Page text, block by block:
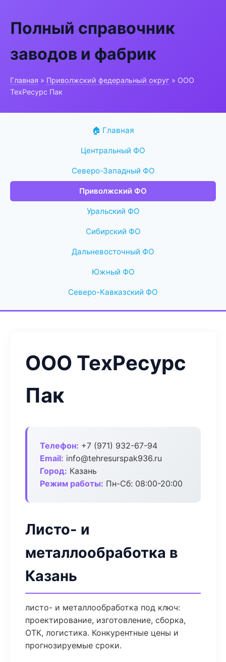
Полный справочник
заводов и фабрик
Главная » Приволжский федеральный округ » ООО
ТехРесурс Пак
🏠 Главная
Центральный ФО
Северо-Западный ФО
Приволжский ФО
Уральский ФО
Сибирский ФО
Дальневосточный ФО
Южный ФО
Северо-Кавказский ФО
ООО ТехРесурс
Пак
Телефон: +7 (971) 932-67-94
Email: info@tehresurspak936.ru
Город: Казань
Режим работы: Пн-Сб: 08:00-20:00
Листо- и
металлообработка в
Казань
листо- и металлообработка под ключ:
проектирование, изготовление, сборка,
ОТК, логистика. Конкурентные цены и
прогнозируемые сроки.